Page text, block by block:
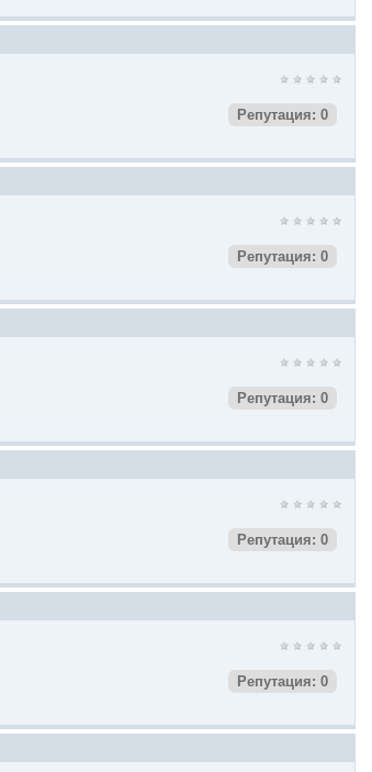
Репутация: 0
Репутация: 0
Репутация: 0
Репутация: 0
Репутация: 0